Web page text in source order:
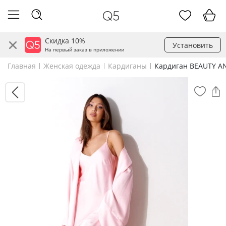
Скидка 10%
На первый заказ в приложении Установить
Главная Женская одежда Кардиганы Кардиган BEAUTY